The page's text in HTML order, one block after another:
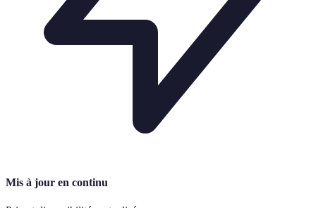
Mis à jour en continu